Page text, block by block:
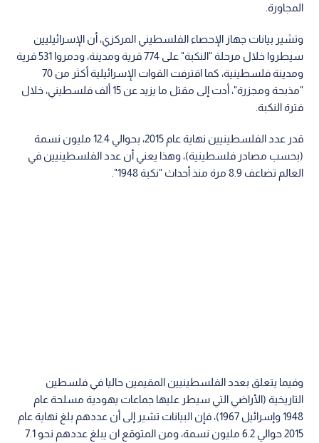
المجاورة.
وتشير بيانات جهاز الإحصاء الفلسطيني المركزي، أن الإسرائيليين
سيطروا خلال مرحلة "النكبة" على 774 قرية ومدينة، ودمروا 531 قرية
ومدينة فلسطينية، كما اقترفت القوات الإسرائيلية أكثر من 70
"مذبحة ومجزرة"، أدت إلى مقتل ما يزيد عن 15 ألف فلسطيني، خلال
فترة النكبة.
قدر عدد الفلسطينيين نهاية عام 2015، بحوالي 12.4 مليون نسمة
(بحسب مصادر فلسطينية)، وهذا يعني أن عدد الفلسطينيين في
العالم تضاعف 8.9 مرة منذ أحداث "نكبة 1948".
وفيما يتعلق بعدد الفلسطينيين المقيمين حاليا في فلسطين
التاريخية (الأراضي التي سيطر عليها جماعات يهودية مسلحة عام
1948 وإسرائيل 1967)، فإن البيانات تشير إلى أن عددهم بلغ نهاية عام
2015 حوالي 6.2 مليون نسمة، ومن المتوقع ان يبلغ عددهم نحو 7.1